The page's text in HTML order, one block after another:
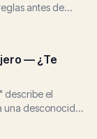
antes de
— ¿Te
describe el
una desconocida.